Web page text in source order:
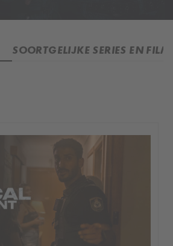
SOORTGELIJKE SERIES EN